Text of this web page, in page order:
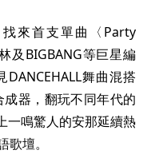
來首支單曲〈Party
及BIGBANG等巨星編
舞曲混搭
器，翻玩不同年代的
一鳴驚人的安那延續熱
壇。